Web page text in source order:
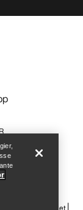
Tilgjengelighet